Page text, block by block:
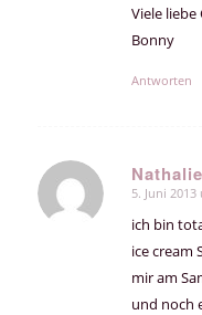
Viele liebe
Bonny
Antworten
Nathalie
sagte:
5. Juni 2013
ich bin
ice cream
mir am
und noch